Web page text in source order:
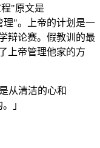
"原文是
理"。上帝的计划是一
辩论赛。假教训的最
上帝管理他家的方
从清洁的心和
」